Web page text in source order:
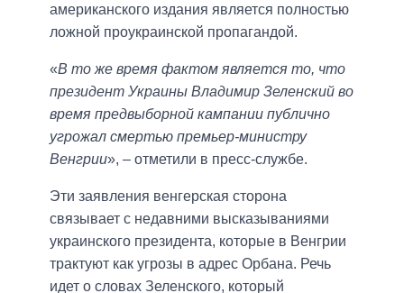
американского издания является полностью
ложной проукраинской пропагандой.
«В то же время фактом является то, что
президент Украины Владимир Зеленский во
время предвыборной кампании публично
угрожал смертью премьер-министру
Венгрии», – отметили в пресс-службе.
Эти заявления венгерская сторона
связывает с недавними высказываниями
украинского президента, которые в Венгрии
трактуют как угрозы в адрес Орбана. Речь
идет о словах Зеленского, который